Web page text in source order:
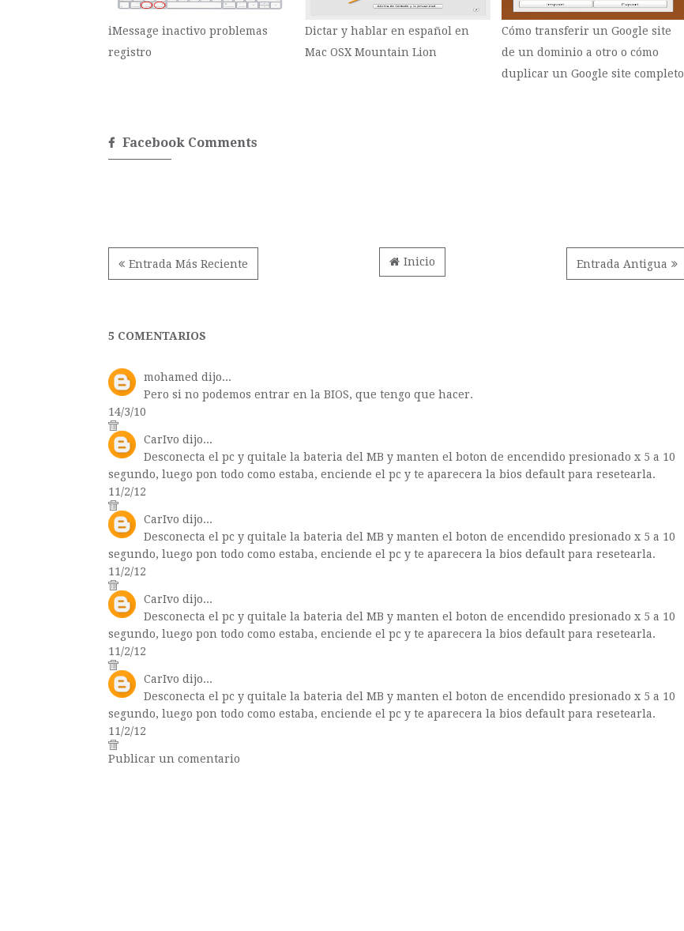
iMessage inactivo problemas
registro
Dictar y hablar en español en
Mac OSX Mountain Lion
Cómo transferir un Google site
de un dominio a otro o cómo
duplicar un Google site completo
Facebook Comments
Entrada Más Reciente Entrada Antigua
Inicio
5 COMENTARIOS
mohamed dijo...
Pero si no podemos entrar en la BIOS, que tengo que hacer.
14/3/10
CarIvo dijo...
Desconecta el pc y quitale la bateria del MB y manten el boton de encendido presionado x 5 a 10
segundo, luego pon todo como estaba, enciende el pc y te aparecera la bios default para resetearla.
11/2/12
CarIvo dijo...
Desconecta el pc y quitale la bateria del MB y manten el boton de encendido presionado x 5 a 10
segundo, luego pon todo como estaba, enciende el pc y te aparecera la bios default para resetearla.
11/2/12
CarIvo dijo...
Desconecta el pc y quitale la bateria del MB y manten el boton de encendido presionado x 5 a 10
segundo, luego pon todo como estaba, enciende el pc y te aparecera la bios default para resetearla.
11/2/12
CarIvo dijo...
Desconecta el pc y quitale la bateria del MB y manten el boton de encendido presionado x 5 a 10
segundo, luego pon todo como estaba, enciende el pc y te aparecera la bios default para resetearla.
11/2/12
Publicar un comentario